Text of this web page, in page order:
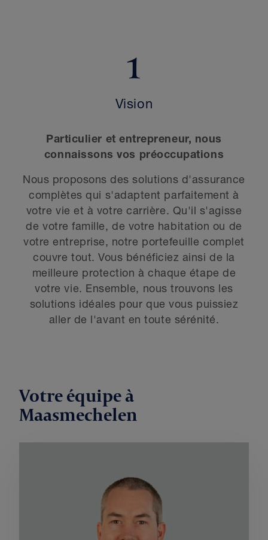
1
Vision
Particulier et entrepreneur, nous
connaissons vos préoccupations
Nous proposons des solutions d'assurance
complètes qui s'adaptent parfaitement à
votre vie et à votre carrière. Qu'il s'agisse
de votre famille, de votre habitation ou de
votre entreprise, notre portefeuille complet
couvre tout. Vous bénéficiez ainsi de la
meilleure protection à chaque étape de
votre vie. Ensemble, nous trouvons les
solutions idéales pour que vous puissiez
aller de l'avant en toute sérénité.
Votre équipe à
Maasmechelen